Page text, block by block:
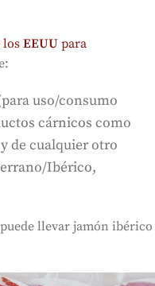
los EEUU para
uso/consumo
cárnicos como
de cualquier otro
Ibérico,
llevar jamón ibérico